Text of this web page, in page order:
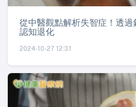
從中醫觀點解析失智症！透過
認知退化
2024-10-27 12:31